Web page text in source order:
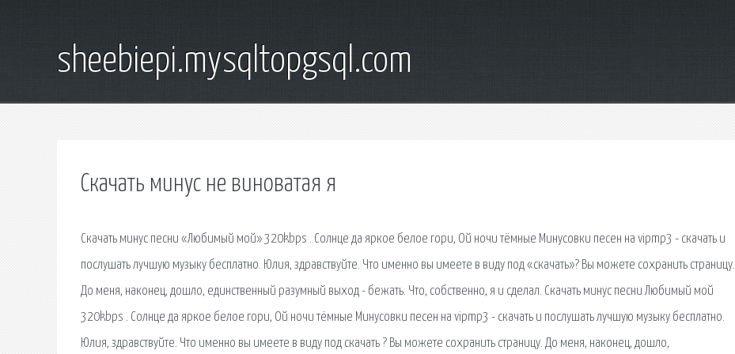
sheebiepi.mysqltopgsql.com
Скачать минус не виноватая я
Скачать минус песни «Любимый мой» 320kbps . Солнце да яркое белое гори, Ой ночи тёмные Минусовки песен на vipmp3 - скачать и
послушать лучшую музыку бесплатно. Юлия, здравствуйте. Что именно вы имеете в виду под «скачать»? Вы можете сохранить страницу.
До меня, наконец, дошло, единственный разумный выход - бежать. Что, собственно, я и сделал. Скачать минус песни Любимый мой
320kbps . Солнце да яркое белое гори, Ой ночи тёмные Минусовки песен на vipmp3 - скачать и послушать лучшую музыку бесплатно.
Юлия, здравствуйте. Что именно вы имеете в виду под скачать ? Вы можете сохранить страницу. До меня, наконец, дошло,